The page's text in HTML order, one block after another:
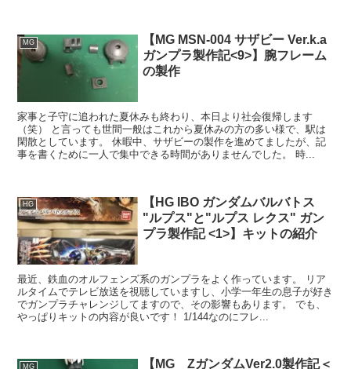
MG
【MG MSN-004 サザビー Ver.k.a
ガンプラ製作記<9>】腕フレーム
の製作
家事と子守に追われた夏休みも終わり、本日より社会復帰します
（笑） と言っても世間一般はこれから夏休みの方の多い様で、駅は
閑散としています。 休暇中、サザビーの製作を進めてましたが、記
事を書くために一人で集中できる時間がありませんでした。 時...
HG
【HG IBO ガンダムバルバトス
"ルプス"と"ルプス レクス" ガン
プラ製作記 <1>】キットの紹介
最近、鉄血のオルフェンズ系のガンプラをよく作っています。 リア
ルタイムでテレビ放送を視聴していますし、小学一年生の息子が好き
でガンプラチャレンジしてますので、その影響もあります。 でも、
やっぱりキットの内容が良いです！ 1/144なのにフレ...
MG
【MG ZガンダムVer2.0製作記＜